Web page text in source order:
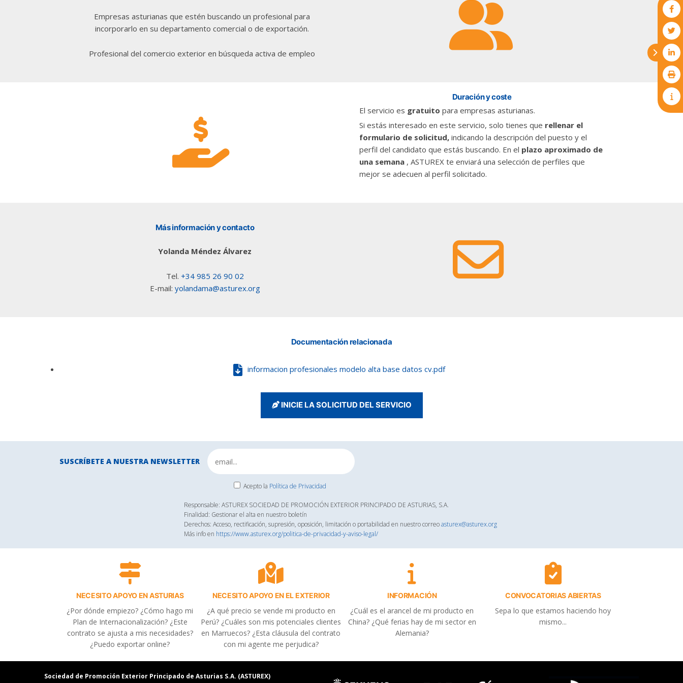
Empresas asturianas que estén buscando un profesional para
incorporarlo en su departamento comercial o de exportación.
Profesional del comercio exterior en búsqueda activa de empleo
Duración y coste
El servicio es gratuito para empresas asturianas.
Si estás interesado en este servicio, solo tienes que rellenar el
formulario de solicitud, indicando la descripción del puesto y el
perfil del candidato que estás buscando. En el plazo aproximado de
una semana , ASTUREX te enviará una selección de perfiles que
mejor se adecuen al perfil solicitado.
Más información y contacto
Yolanda Méndez Álvarez
Tel. +34 985 26 90 02
E-mail: yolandama@asturex.org
Documentación relacionada
informacion profesionales modelo alta base datos cv.pdf
INICIE LA SOLICITUD DEL SERVICIO
SUSCRÍBETE A NUESTRA NEWSLETTER
Acepto la Política de Privacidad
Responsable: ASTUREX SOCIEDAD DE PROMOCIÓN EXTERIOR PRINCIPADO DE ASTURIAS, S.A.
Finalidad: Gestionar el alta en nuestro boletín
Derechos: Acceso, rectificación, supresión, oposición, limitación o portabilidad en nuestro correoasturex@asturex.org
Más info en https://www.asturex.org/politica-de-privacidad-y-aviso-legal/
NECESITO APOYO EN ASTURIAS
¿Por dónde empiezo? ¿Cómo hago mi
Plan de Internacionalización? ¿Este
contrato se ajusta a mis necesidades?
¿Puedo exportar online?
NECESITO APOYO EN EL EXTERIOR
¿A qué precio se vende mi producto en
Perú? ¿Cuáles son mis potenciales clientes
en Marruecos? ¿Esta cláusula del contrato
con mi agente me perjudica?
INFORMACIÓN
¿Cuál es el arancel de mi producto en
China? ¿Qué ferias hay de mi sector en
Alemania?
CONVOCATORIAS ABIERTAS
Sepa lo que estamos haciendo hoy
mismo...
Sociedad de Promoción Exterior Principado de Asturias S.A. (ASTUREX)
Al continuar con la Conversación, aceptas